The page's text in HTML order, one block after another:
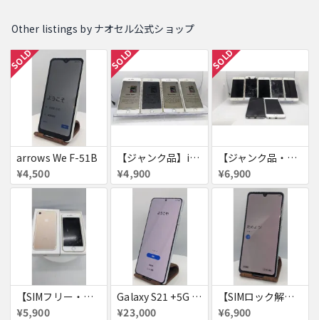
Other listings by ナオセル公式ショップ
SOLD
arrows We F-51B
¥4,500
SOLD
【ジャンク品】iPhone6s ４台セット
¥4,900
SOLD
【ジャンク品・初期化済・SIMロック解除済】iPhone6 7台セット
¥6,900
【SIMフリー・付属品あり】iPhone 7 128GB
¥5,900
Galaxy S21 +5G 256GB
¥23,000
【SIMロック解除済・初期化済】Galaxy A41 SCV48
¥6,900